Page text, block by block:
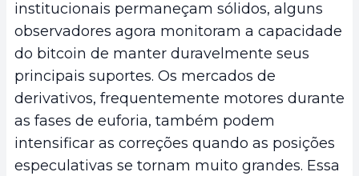
institucionais permaneçam sólidos, alguns
observadores agora monitoram a capacidade
do bitcoin de manter duravelmente seus
principais suportes. Os mercados de
derivativos, frequentemente motores durante
as fases de euforia, também podem
intensificar as correções quando as posições
especulativas se tornam muito grandes. Essa